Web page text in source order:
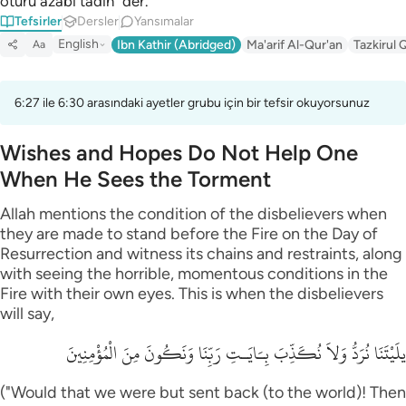
Tefsirler Dersler Yansımalar
Aa English Ibn Kathir (Abridged) Ma'arif Al-Qur'an Tazkirul
6:27 ile 6:30 arasındaki ayetler grubu için bir tefsir okuyorsunuz
Wishes and Hopes Do Not Help One
When He Sees the Torment
Allah mentions the condition of the disbelievers when
they are made to stand before the Fire on the Day of
Resurrection and witness its chains and restraints, along
with seeing the horrible, momentous conditions in the
Fire with their own eyes. This is when the disbelievers
will say,
يلَيْتَنَا نُرَدُّ وَلاَ نُكَذِّبَ بِـَايَـتِ رَبِّنَا وَنَكُونَ مِنَ الْمُؤْمِنِينَ
("Would that we were but sent back (to the world)! Then